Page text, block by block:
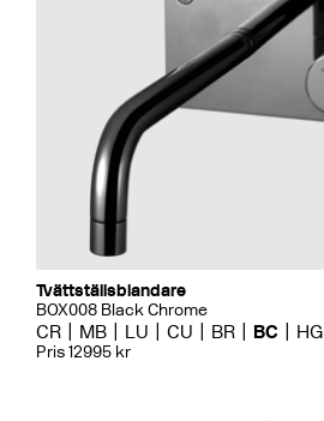
Tvättställsblandare
BOX008 Black Chrome
CR MB LU CU BR BC HG
Pris 12995 kr